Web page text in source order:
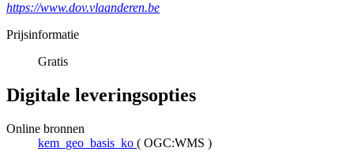
https://www.dov.vlaanderen.be
Prijsinformatie
Gratis
Digitale leveringsopties
Online bronnen
kem_geo_basis_ko ( OGC:WMS )